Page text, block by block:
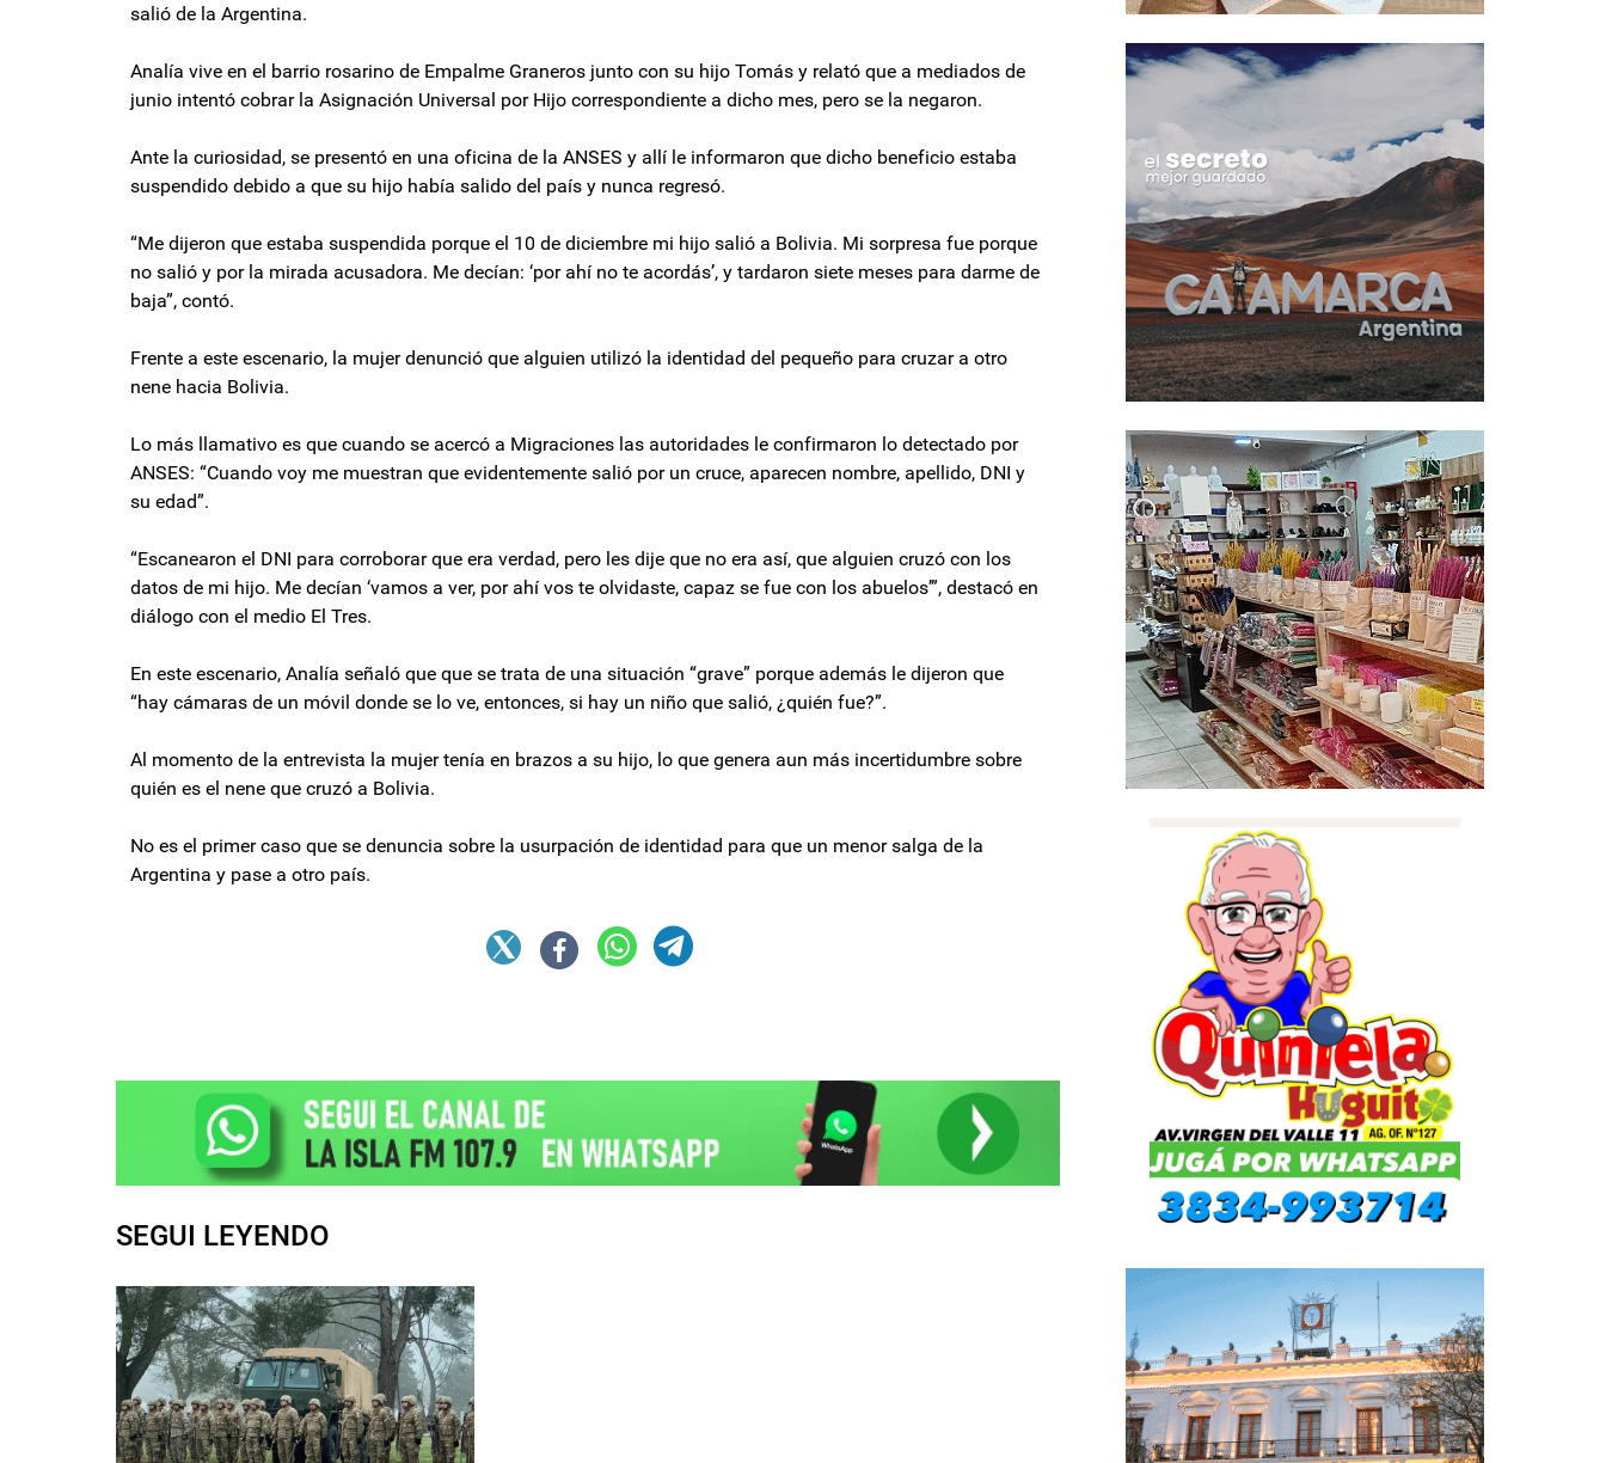
salió de la Argentina.
Analía vive en el barrio rosarino de Empalme Graneros junto con su hijo Tomás y relató que a mediados de
junio intentó cobrar la Asignación Universal por Hijo correspondiente a dicho mes, pero se la negaron.
Ante la curiosidad, se presentó en una oficina de la ANSES y allí le informaron que dicho beneficio estaba
suspendido debido a que su hijo había salido del país y nunca regresó.
“Me dijeron que estaba suspendida porque el 10 de diciembre mi hijo salió a Bolivia. Mi sorpresa fue porque
no salió y por la mirada acusadora. Me decían: ‘por ahí no te acordás’, y tardaron siete meses para darme de
baja”, contó.
Frente a este escenario, la mujer denunció que alguien utilizó la identidad del pequeño para cruzar a otro
nene hacia Bolivia.
Lo más llamativo es que cuando se acercó a Migraciones las autoridades le confirmaron lo detectado por
ANSES: “Cuando voy me muestran que evidentemente salió por un cruce, aparecen nombre, apellido, DNI y
su edad”.
“Escanearon el DNI para corroborar que era verdad, pero les dije que no era así, que alguien cruzó con los
datos de mi hijo. Me decían ‘vamos a ver, por ahí vos te olvidaste, capaz se fue con los abuelos’”, destacó en
diálogo con el medio El Tres.
En este escenario, Analía señaló que que se trata de una situación “grave” porque además le dijeron que
“hay cámaras de un móvil donde se lo ve, entonces, si hay un niño que salió, ¿quién fue?”.
Al momento de la entrevista la mujer tenía en brazos a su hijo, lo que genera aun más incertidumbre sobre
quién es el nene que cruzó a Bolivia.
No es el primer caso que se denuncia sobre la usurpación de identidad para que un menor salga de la
Argentina y pase a otro país.
SEGUI LEYENDO